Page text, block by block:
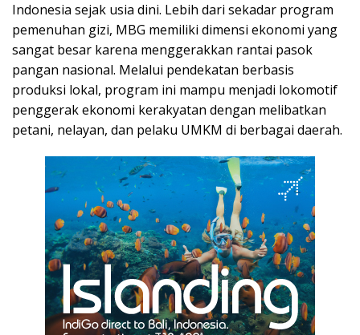
Indonesia sejak usia dini. Lebih dari sekadar program
pemenuhan gizi, MBG memiliki dimensi ekonomi yang
sangat besar karena menggerakkan rantai pasok
pangan nasional. Melalui pendekatan berbasis
produksi lokal, program ini mampu menjadi lokomotif
penggerak ekonomi kerakyatan dengan melibatkan
petani, nelayan, dan pelaku UMKM di berbagai daerah.